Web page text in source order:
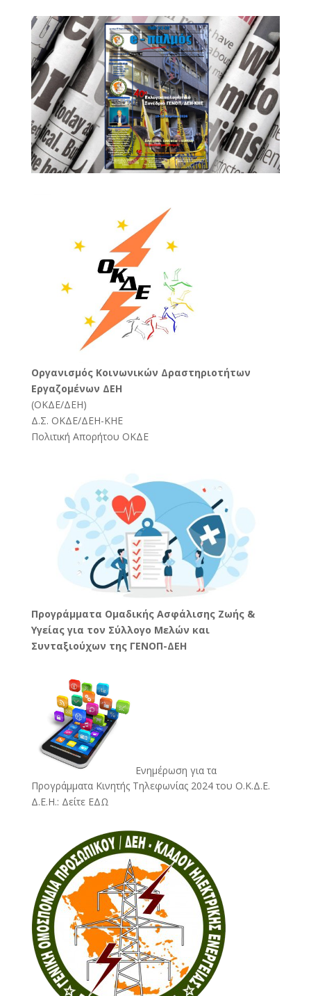
Oργανισμός Κοινωνικών Δραστηριοτήτων
Εργαζομένων ΔΕΗ
(ΟΚΔΕ/ΔΕΗ)
Δ.Σ. ΟΚΔΕ/ΔΕΗ-ΚΗΕ
Πολιτική Απορήτου ΟΚΔΕ
Προγράμματα Ομαδικής Ασφάλισης Ζωής &
Υγείας για τον Σύλλογο Μελών και
Συνταξιούχων της ΓΕΝΟΠ-ΔΕΗ
Ενημέρωση για τα
Προγράμματα Κινητής Τηλεφωνίας 2024 του Ο.Κ.Δ.Ε.
Δ.Ε.Η.: Δείτε ΕΔΩ